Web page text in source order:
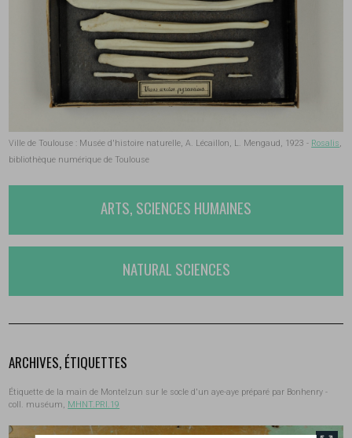
Ville de Toulouse : Musée d'histoire naturelle, A. Lécaillon, L. Mengaud, 1923 - Rosalis,
bibliothèque numérique de Toulouse
ARTS, SCIENCES HUMAINES
NATURAL SCIENCES
ARCHIVES, ÉTIQUETTES
Étiquette de la main de Montelzun sur le socle d'un aye-aye préparé par Bonhenry -
coll. muséum, MHNT.PRI.19
front.tobii.full_size